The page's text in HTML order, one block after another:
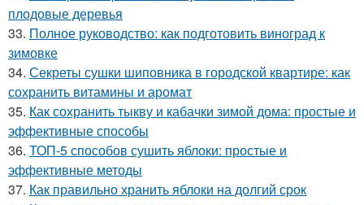
плодовые деревья
33. Полное руководство: как подготовить виноград к
зимовке
34. Секреты сушки шиповника в городской квартире: как
сохранить витамины и аромат
35. Как сохранить тыкву и кабачки зимой дома: простые и
эффективные способы
36. ТОП-5 способов сушить яблоки: простые и
эффективные методы
37. Как правильно хранить яблоки на долгий срок